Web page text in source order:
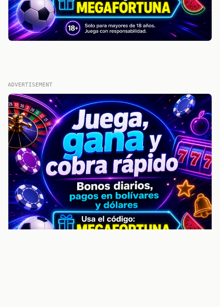
ADVERTISEMENT